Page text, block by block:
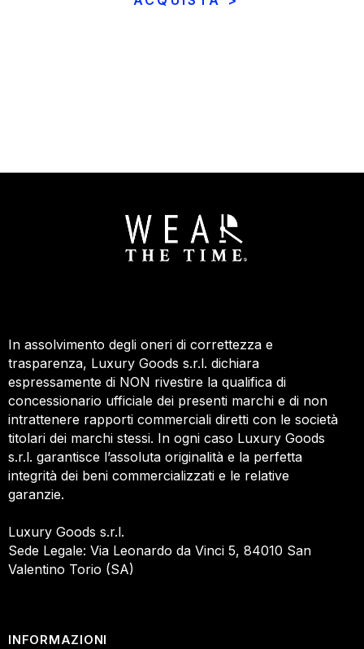
In assolvimento degli oneri di correttezza e
trasparenza, Luxury Goods s.r.l. dichiara
espressamente di NON rivestire la qualifica di
concessionario ufficiale dei presenti marchi e di non
intrattenere rapporti commerciali diretti con le società
titolari dei marchi stessi. In ogni caso Luxury Goods
s.r.l. garantisce l’assoluta originalità e la perfetta
integrità dei beni commercializzati e le relative
garanzie.
Luxury Goods s.r.l.
Sede Legale: Via Leonardo da Vinci 5, 84010 San
Valentino Torio (SA)
INFORMAZIONI